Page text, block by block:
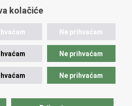
kolačiće
Ne prihvaćam
Ne prihvaćam
Ne prihvaćam